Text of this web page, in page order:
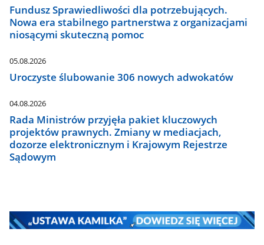
Fundusz Sprawiedliwości dla potrzebujących.
Nowa era stabilnego partnerstwa z organizacjami
niosącymi skuteczną pomoc
05.08.2026
Uroczyste ślubowanie 306 nowych adwokatów
04.08.2026
Rada Ministrów przyjęła pakiet kluczowych
projektów prawnych. Zmiany w mediacjach,
dozorze elektronicznym i Krajowym Rejestrze
Sądowym